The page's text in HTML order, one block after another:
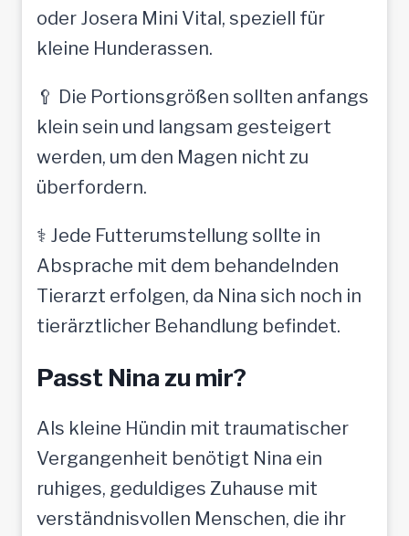
oder Josera Mini Vital, speziell für
kleine Hunderassen.
🥄 Die Portionsgrößen sollten anfangs
klein sein und langsam gesteigert
werden, um den Magen nicht zu
überfordern.
⚕️ Jede Futterumstellung sollte in
Absprache mit dem behandelnden
Tierarzt erfolgen, da Nina sich noch in
tierärztlicher Behandlung befindet.
Passt Nina zu mir?
Als kleine Hündin mit traumatischer
Vergangenheit benötigt Nina ein
ruhiges, geduldiges Zuhause mit
verständnisvollen Menschen, die ihr